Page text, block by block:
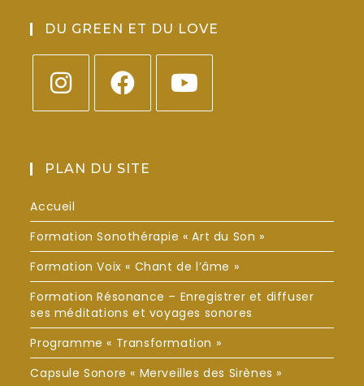
DU GREEN ET DU LOVE
PLAN DU SITE
Accueil
Formation Sonothérapie « Art du Son »
Formation Voix « Chant de l’âme »
Formation Résonance – Enregistrer et diffuser
ses méditations et voyages sonores
Programme « Transformation »
Capsule Sonore « Merveilles des Sirènes »